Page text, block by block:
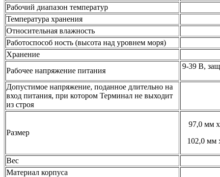
Рабочий диапазон температур
Температура хранения
Относительная влажность
Работоспособ ность (высота над уровнем моря)
Хранение
Рабочее напряжение питания
9-39 В,
Допустимое напряжение, поданное длительно на
вход питания, при котором Терминал не выходит
из строя
Размер
97,0 мм
102,0 мм
Вес
Материал корпуса